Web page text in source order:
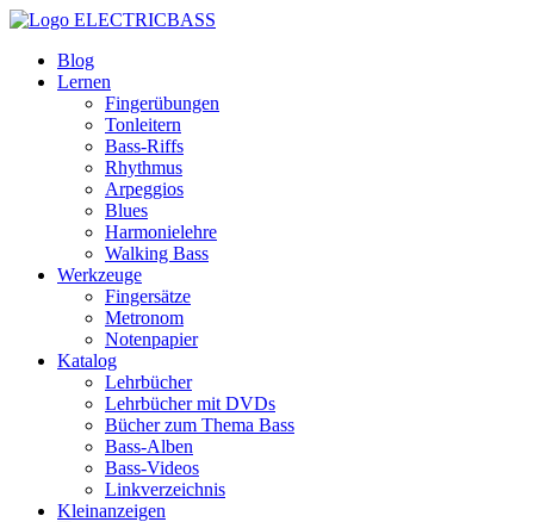
ELECTRICBASS
Blog
Lernen
Fingerübungen
Tonleitern
Bass-Riffs
Rhythmus
Arpeggios
Blues
Harmonielehre
Walking Bass
Werkzeuge
Fingersätze
Metronom
Notenpapier
Katalog
Lehrbücher
Lehrbücher mit DVDs
Bücher zum Thema Bass
Bass-Alben
Bass-Videos
Linkverzeichnis
Kleinanzeigen